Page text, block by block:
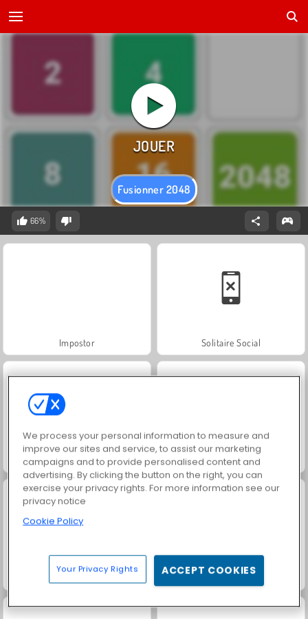
Fusionner 2048
66%
Impostor Solitaire Social
Grand Mahjong Connect Jewel Garden Story
Trollface Quest: USA 2 Juice Merge
We process your personal information to measure and
improve our sites and service, to assist our marketing
campaigns and to provide personalised content and
advertising. By clicking the button on the right, you can
exercise your privacy rights. For more information see our
privacy notice
Cookie Policy
Your Privacy Rights ACCEPT COOKIES